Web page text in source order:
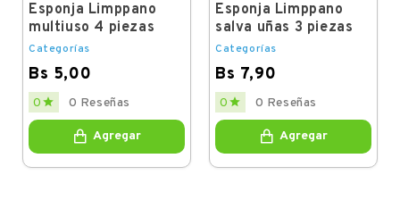
Esponja Limppano
multiuso 4 piezas
Categorías
Bs 5,00
Price
0  0 Reseñas
Agregar
Esponja Limppano
salva uñas 3 piezas
Categorías
Bs 7,90
Price
0  0 Reseñas
Agregar